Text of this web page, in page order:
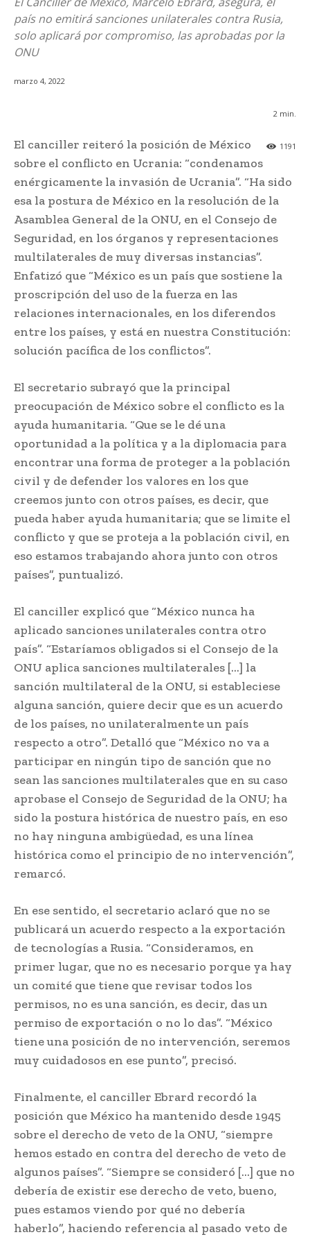
país no emitirá sanciones unilaterales contra Rusia,
solo aplicará por compromiso, las aprobadas por la
ONU
marzo 4, 2022
2 min.
1191
El canciller reiteró la posición de México
sobre el conflicto en Ucrania: “condenamos
enérgicamente la invasión de Ucrania”. “Ha sido
esa la postura de México en la resolución de la
Asamblea General de la ONU, en el Consejo de
Seguridad, en los órganos y representaciones
multilaterales de muy diversas instancias”.
Enfatizó que “México es un país que sostiene la
proscripción del uso de la fuerza en las
relaciones internacionales, en los diferendos
entre los países, y está en nuestra Constitución:
solución pacífica de los conflictos”.
El secretario subrayó que la principal
preocupación de México sobre el conflicto es la
ayuda humanitaria. “Que se le dé una
oportunidad a la política y a la diplomacia para
encontrar una forma de proteger a la población
civil y de defender los valores en los que
creemos junto con otros países, es decir, que
pueda haber ayuda humanitaria; que se limite el
conflicto y que se proteja a la población civil, en
eso estamos trabajando ahora junto con otros
países”, puntualizó.
El canciller explicó que “México nunca ha
aplicado sanciones unilaterales contra otro
país”. “Estaríamos obligados si el Consejo de la
ONU aplica sanciones multilaterales […] la
sanción multilateral de la ONU, si estableciese
alguna sanción, quiere decir que es un acuerdo
de los países, no unilateralmente un país
respecto a otro”. Detalló que “México no va a
participar en ningún tipo de sanción que no
sean las sanciones multilaterales que en su caso
aprobase el Consejo de Seguridad de la ONU; ha
sido la postura histórica de nuestro país, en eso
no hay ninguna ambigüedad, es una línea
histórica como el principio de no intervención”,
remarcó.
En ese sentido, el secretario aclaró que no se
publicará un acuerdo respecto a la exportación
de tecnologías a Rusia. “Consideramos, en
primer lugar, que no es necesario porque ya hay
un comité que tiene que revisar todos los
permisos, no es una sanción, es decir, das un
permiso de exportación o no lo das”. “México
tiene una posición de no intervención, seremos
muy cuidadosos en ese punto”, precisó.
Finalmente, el canciller Ebrard recordó la
posición que México ha mantenido desde 1945
sobre el derecho de veto de la ONU, “siempre
hemos estado en contra del derecho de veto de
algunos países”. “Siempre se consideró […] que no
debería de existir ese derecho de veto, bueno,
pues estamos viendo por qué no debería
haberlo”, haciendo referencia al pasado veto de